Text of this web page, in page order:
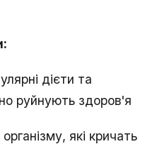
дієти та
руйнують здоров'я
які кричать